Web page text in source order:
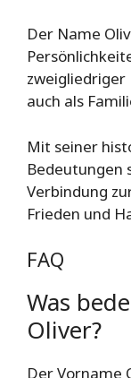
Der Name
zweigliedriger
auch als
Mit seiner
Bedeutungen
Verbindung
Frieden und
FAQ
Was
Oliver?
Der Vorname